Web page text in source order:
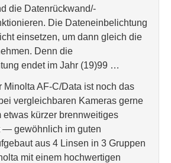
die Datenrückwand/-
Die Dateneinbelichtung
einsetzen, um dann gleich die
Denn die
endet im Jahr (19)99 …
Minolta AF-C/Data ist noch das
vergleichbaren Kameras gerne
etwas kürzer brennweitiges
— gewöhnlich im guten
aus 4 Linsen in 3 Gruppen
mit einem hochwertigen